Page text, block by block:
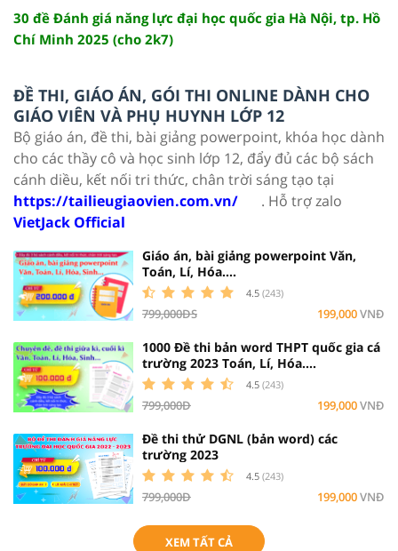
30 đề Đánh giá năng lực đại học quốc gia Hà Nội, tp. Hồ
Chí Minh 2025 (cho 2k7)
ĐỀ THI, GIÁO ÁN, GÓI THI ONLINE DÀNH CHO
GIÁO VIÊN VÀ PHỤ HUYNH LỚP 12
Bộ giáo án, đề thi, bài giảng powerpoint, khóa học dành
cho các thầy cô và học sinh lớp 12, đẩy đủ các bộ sách
cánh diều, kết nối tri thức, chân trời sáng tạo tại
https://tailieugiaovien.com.vn/
. Hỗ trợ zalo
VietJack Official
Giáo án, bài giảng powerpoint Văn,
Toán, Lí, Hóa....
4.5 (243)
799,000ĐS 199,000VNĐ
1000 Đề thi bản word THPT quốc gia cá
trường 2023 Toán, Lí, Hóa....
4.5 (243)
799,000Đ 199,000VNĐ
Đề thi thử DGNL (bản word) các
trường 2023
4.5 (243)
799,000Đ 199,000VNĐ
XEM TẤT CẢ